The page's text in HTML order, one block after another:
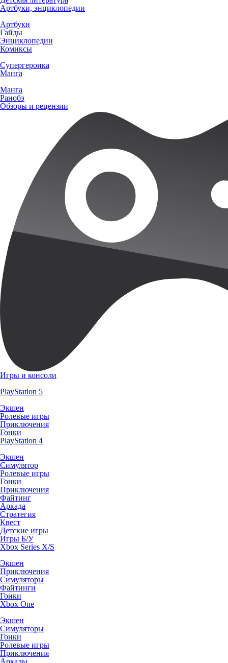
Артбуки, энциклопедии
Артбуки
Гайды
Энциклопедии
Комиксы
Супергероика
Манга
Манга
Ранобэ
Обзоры и рецензии
Игры и консоли
PlayStation 5
Экшен
Ролевые игры
Приключения
Гонки
PlayStation 4
Экшен
Симулятор
Ролевые игры
Гонки
Приключения
Файтинг
Аркада
Стратегия
Квест
Детские игры
Игры Б/У
Xbox Series X/S
Экшен
Приключения
Симуляторы
Файтинги
Гонки
Xbox One
Экшен
Симуляторы
Гонки
Ролевые игры
Приключения
Аркады